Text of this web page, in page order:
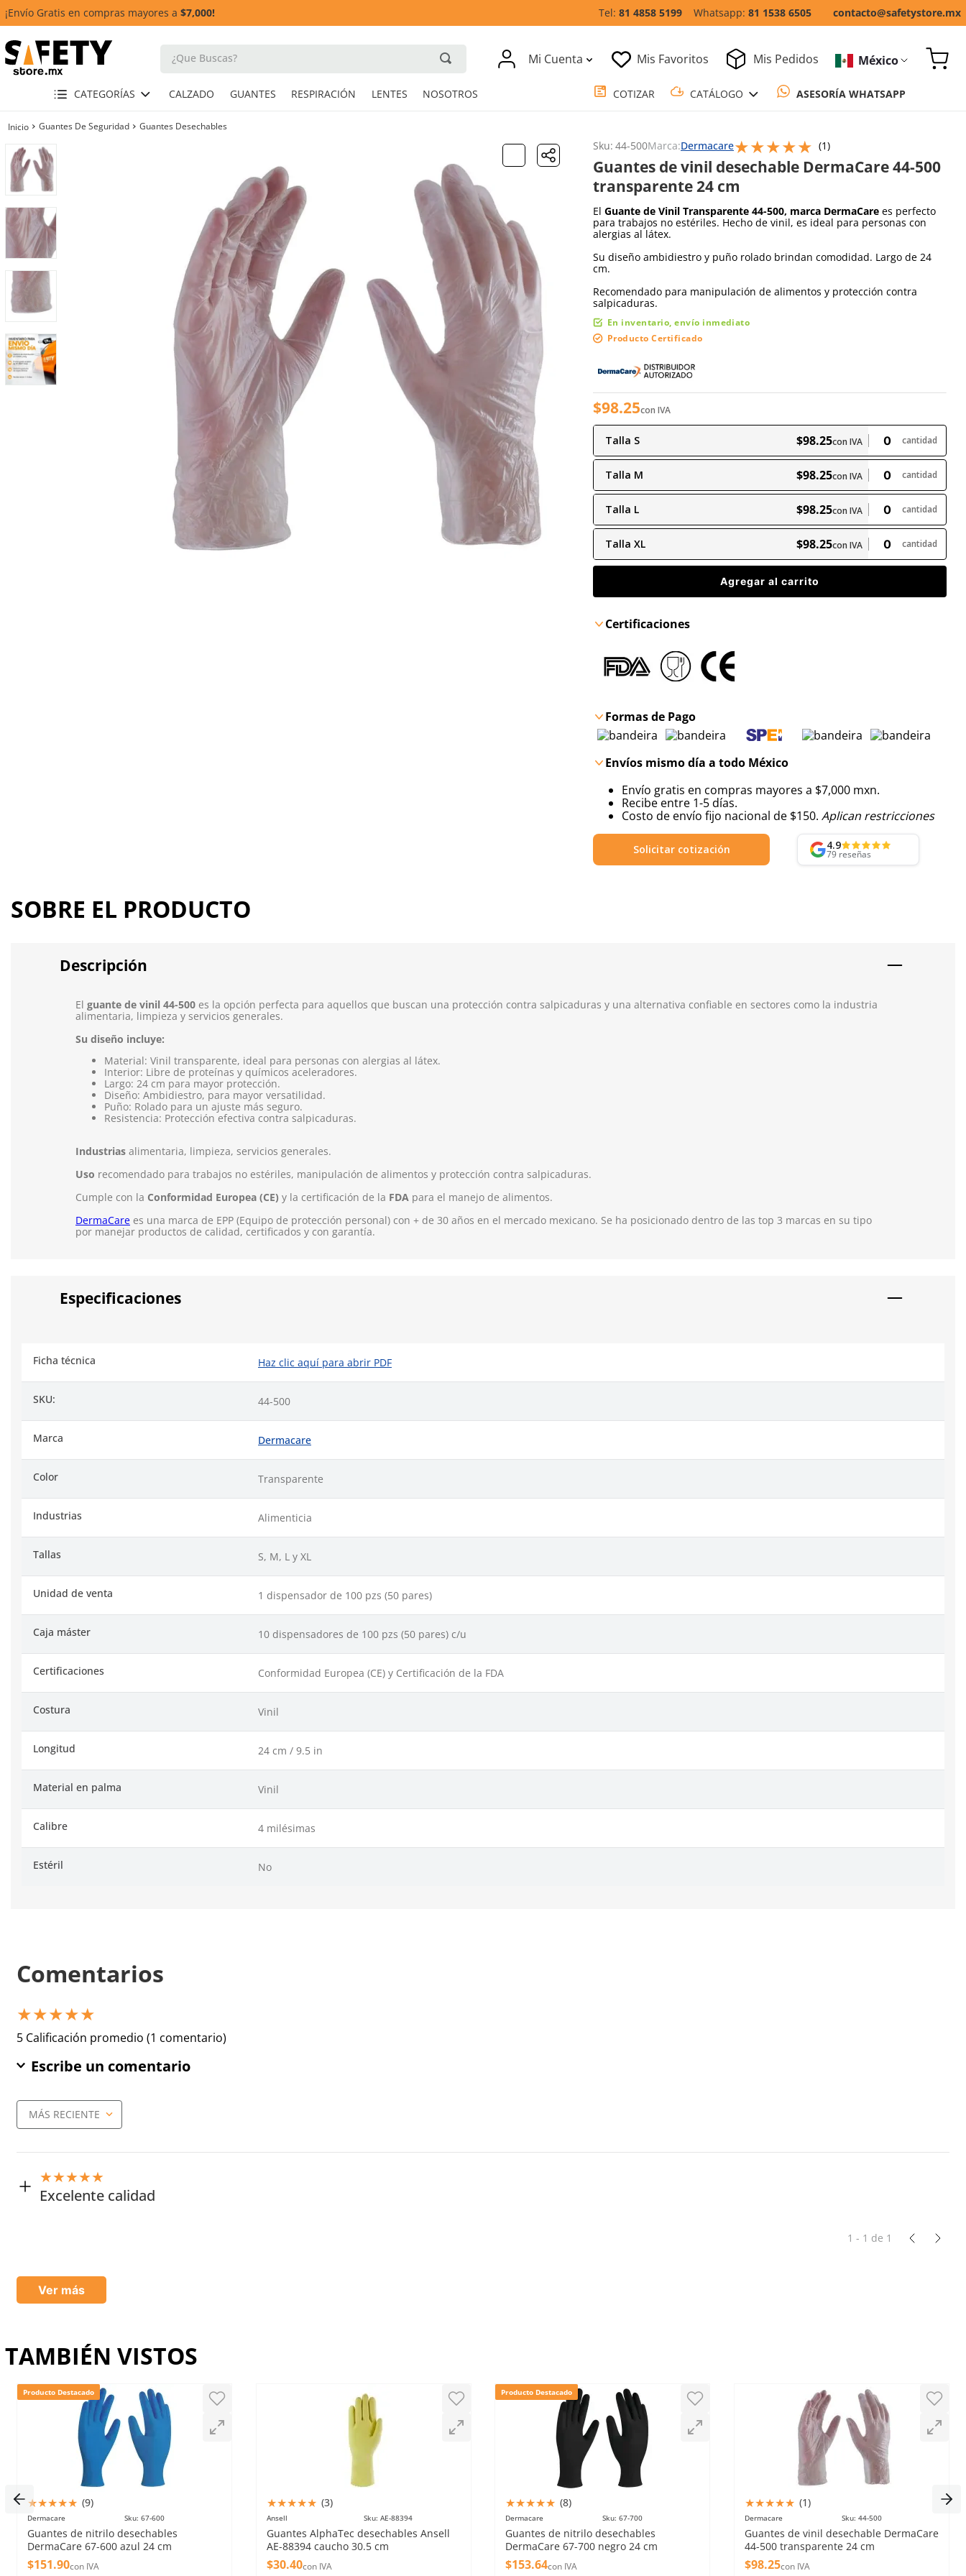
¡Envío Gratis en compras mayores a $7,000! 81 4858 5199 81 1538 6505 contacto@safetystore.mx
Mi Cuenta Mis Favoritos Mis Pedidos México
Guantes De Seguridad Guantes Desechables
Sku: 44-500Marca:Dermacare★★★★★ (1)
Escribe un comentario
Guantes de vinil desechable DermaCare 44-500
transparente 24 cm
El Guante de Vinil Transparente 44-500, marca DermaCare es perfecto
para trabajos no estériles. Hecho de vinil, es ideal para personas con
alergias al látex.
Su diseño ambidiestro y puño rolado brindan comodidad. Largo de 24
cm.
Recomendado para manipulación de alimentos y protección contra
salpicaduras.
En inventario, envío inmediato
Producto Certificado
$98.25con IVA
Talla S $98.25con IVA cantidad
Talla M $98.25con IVA cantidad
Talla L $98.25con IVA cantidad
Talla XL $98.25con IVA cantidad
Agregar al carrito
Certificaciones
Formas de Pago
Envíos mismo día a todo México
Envío gratis en compras mayores a $7,000 mxn.
Recibe entre 1-5 días.
Costo de envío fijo nacional de $150. Aplican restricciones
Solicitar cotización 4.9
79 reseñas
SOBRE EL PRODUCTO
Descripción
El guante de vinil 44-500 es la opción perfecta para aquellos que buscan una protección contra salpicaduras y una alternativa confiable en sectores como la industria
alimentaria, limpieza y servicios generales.
Su diseño incluye:
Material: Vinil transparente, ideal para personas con alergias al látex.
Interior: Libre de proteínas y químicos aceleradores.
Largo: 24 cm para mayor protección.
Diseño: Ambidiestro, para mayor versatilidad.
Puño: Rolado para un ajuste más seguro.
Resistencia: Protección efectiva contra salpicaduras.
Industrias alimentaria, limpieza, servicios generales.
Uso recomendado para trabajos no estériles, manipulación de alimentos y protección contra salpicaduras.
Cumple con la Conformidad Europea (CE) y la certificación de la FDA para el manejo de alimentos.
DermaCare es una marca de EPP (Equipo de protección personal) con + de 30 años en el mercado mexicano. Se ha posicionado dentro de las top 3 marcas en su tipo
por manejar productos de calidad, certificados y con garantía.
Especificaciones
Ficha técnica Haz clic aquí para abrir PDF
SKU: 44-500
Marca Dermacare
Color Transparente
Industrias Alimenticia
Tallas S, M, L y XL
Unidad de venta 1 dispensador de 100 pzs (50 pares)
Caja máster 10 dispensadores de 100 pzs (50 pares) c/u
Certificaciones Conformidad Europea (CE) y Certificación de la FDA
Costura Vinil
Longitud 24 cm / 9.5 in
Material en palma Vinil
Calibre 4 milésimas
Estéril No
Comentarios
★★★★★
5 Calificación promedio (1 comentario)
Escribe un comentario
Agregar comentario
Título
Enviar comentario
MÁS RECIENTE
★★★★★
Excelente calidad
1 - 1 de 1
Ver más
TAMBIÉN VISTOS
Producto Destacado
★★★★★ (9)
Dermacare Sku: 67-600
Guantes de nitrilo desechables
DermaCare 67-600 azul 24 cm
$151.90con IVA
★★★★★ (3)
Ansell Sku: AE-88394
Guantes AlphaTec desechables Ansell
AE-88394 caucho 30.5 cm
$30.40con IVA
Producto Destacado
★★★★★ (8)
Dermacare Sku: 67-700
Guantes de nitrilo desechables
DermaCare 67-700 negro 24 cm
$153.64con IVA
★★★★★ (1)
Dermacare Sku: 44-500
Guantes de vinil desechable DermaCare
44-500 transparente 24 cm
$98.25con IVA
MÁS BUSCADOS
botas
chalecos
lentes
overol
arnes
cascos